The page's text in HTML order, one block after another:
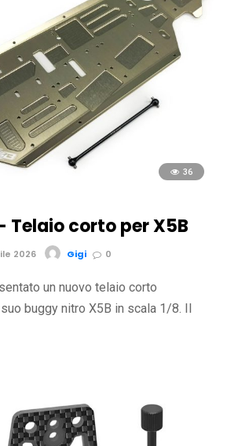
36
Telaio corto per X5B
2026 Gigi 0
un nuovo telaio corto
buggy nitro X5B in scala 1/8. Il